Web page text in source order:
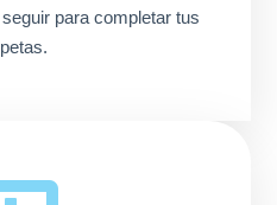
para completar tus